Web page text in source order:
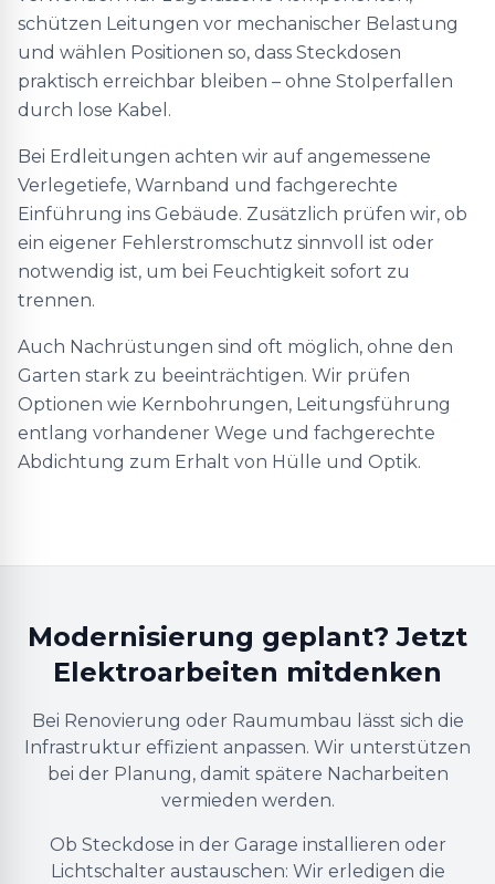
schützen Leitungen vor mechanischer Belastung
und wählen Positionen so, dass Steckdosen
praktisch erreichbar bleiben – ohne Stolperfallen
durch lose Kabel.
Bei Erdleitungen achten wir auf angemessene
Verlegetiefe, Warnband und fachgerechte
Einführung ins Gebäude. Zusätzlich prüfen wir, ob
ein eigener Fehlerstromschutz sinnvoll ist oder
notwendig ist, um bei Feuchtigkeit sofort zu
trennen.
Auch Nachrüstungen sind oft möglich, ohne den
Garten stark zu beeinträchtigen. Wir prüfen
Optionen wie Kernbohrungen, Leitungsführung
entlang vorhandener Wege und fachgerechte
Abdichtung zum Erhalt von Hülle und Optik.
Modernisierung geplant? Jetzt
Elektroarbeiten mitdenken
Bei Renovierung oder Raumumbau lässt sich die
Infrastruktur effizient anpassen. Wir unterstützen
bei der Planung, damit spätere Nacharbeiten
vermieden werden.
Ob Steckdose in der Garage installieren oder
Lichtschalter austauschen: Wir erledigen die